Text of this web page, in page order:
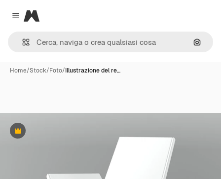
Close menu
Magnific
Cerca
Home/Stock/Foto/Illustrazione del re…
Premium